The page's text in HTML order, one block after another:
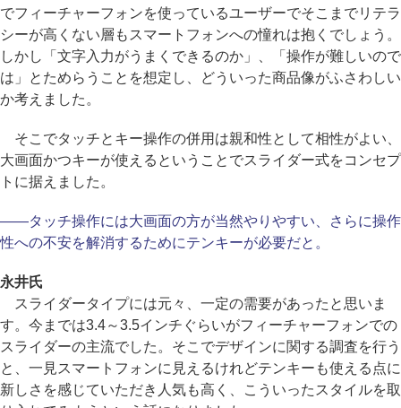
でフィーチャーフォンを使っているユーザーでそこまでリテラ
シーが高くない層もスマートフォンへの憧れは抱くでしょう。
しかし「文字入力がうまくできるのか」、「操作が難しいので
は」とためらうことを想定し、どういった商品像がふさわしい
か考えました。
そこでタッチとキー操作の併用は親和性として相性がよい、
大画面かつキーが使えるということでスライダー式をコンセプ
トに据えました。
――タッチ操作には大画面の方が当然やりやすい、さらに操作
性への不安を解消するためにテンキーが必要だと。
永井氏
スライダータイプには元々、一定の需要があったと思いま
す。今までは3.4～3.5インチぐらいがフィーチャーフォンでの
スライダーの主流でした。そこでデザインに関する調査を行う
と、一見スマートフォンに見えるけれどテンキーも使える点に
新しさを感じていただき人気も高く、こういったスタイルを取